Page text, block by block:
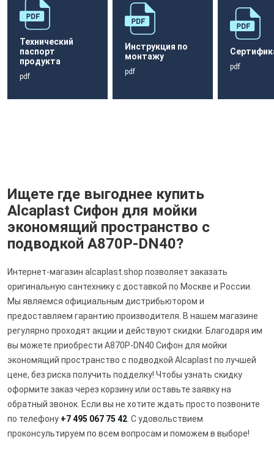
Технический
паспорт
продукта
pdf
Инструкция по
монтажу
pdf
pdf
Ищете где выгоднее купить
Alcaplast Сифон для мойки
экономящий пространство с
подводкой A870P-DN40?
Интернет-магазин alcaplast.shop позволяет заказать
оригинальную сантехнику с доставкой по Москве и России.
Мы являемся официальным дистрибьютором и
предоставляем гарантию производителя. В нашем магазине
регулярно проходят акции и действуют скидки. Благодаря им
вы можете приобрести A870P-DN40 Сифон для мойки
экономящий пространство с подводкой Alcaplast по лучшей
цене, без риска получить подделку! Чтобы узнать скидку
оформите заказ через корзину или оставьте заявку на
обратный звонок. Если вы не хотите ждать просто позвоните
по телефону +7 495 067 75 42 . С удовольствием
проконсультируем по всем вопросам и поможем в выборе!